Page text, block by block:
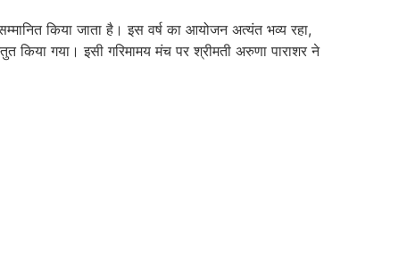
किया जाता है। इस वर्ष का आयोजन अत्यंत भव्य रहा,
किया गया। इसी गरिमामय मंच पर श्रीमती अरुणा पाराशर ने